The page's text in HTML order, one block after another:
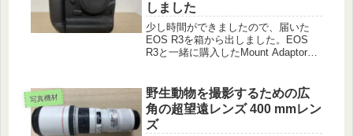
しました
少し時間ができましたので、届いた
EOS R3を箱から出しました。EOS
R3と一緒に購入したMount Adaptor
写真機材
野生動物を撮影するための広
角の超望遠レンズ 400 mmレン
ズ